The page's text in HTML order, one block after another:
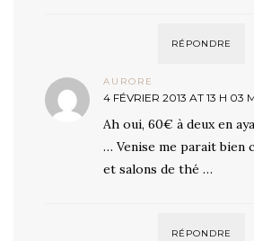
RÉPONDRE
AURORE
4 FÉVRIER 2013 AT 13 H 03
Ah oui, 60€ à deux en
… Venise me parait bien
et salons de thé …
RÉPONDRE